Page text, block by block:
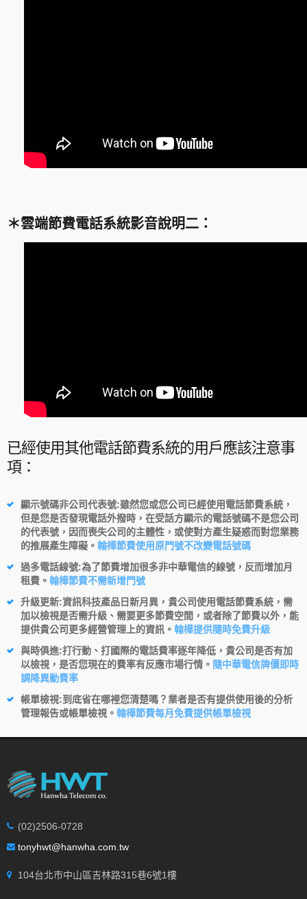
＊雲端節費電話系統影音說明二：
已經使用其他電話節費系統的用戶應該注意事
項：
顯示號碼非公司代表號:雖然您或您公司已經使用電話節費系統，
但是您是否發現電話外撥時，在受話方顯示的電話號碼不是您公司
的代表號，因而喪失公司的主體性，或使對方產生疑惑而對您業務
的推展產生障礙。 翰樺節費使用原門號不改變電話號碼
過多電話線號:為了節費增加很多非中華電信的線號，反而增加月
租費。 翰樺節費不需新增門號
升級更新:資訊科技產品日新月異，貴公司使用電話節費系統，需
加以檢視是否需升級、需要更多節費空間，或者除了節費以外，能
提供貴公司更多經營管理上的資訊。 翰樺提供隨時免費升級
與時俱進:打行動、打國際的電話費率逐年降低，貴公司是否有加
以檢視，是否您現在的費率有反應市場行情。 隨中華電信牌價即時
調降異動費率
帳單檢視:到底省在哪裡您清楚嗎？業者是否有提供使用後的分析
管理報告或帳單檢視。 翰樺節費每月免費提供帳單檢視
(02)2506-0728
tonyhwt@hanwha.com.tw
104台北市中山區吉林路315巷6號1樓